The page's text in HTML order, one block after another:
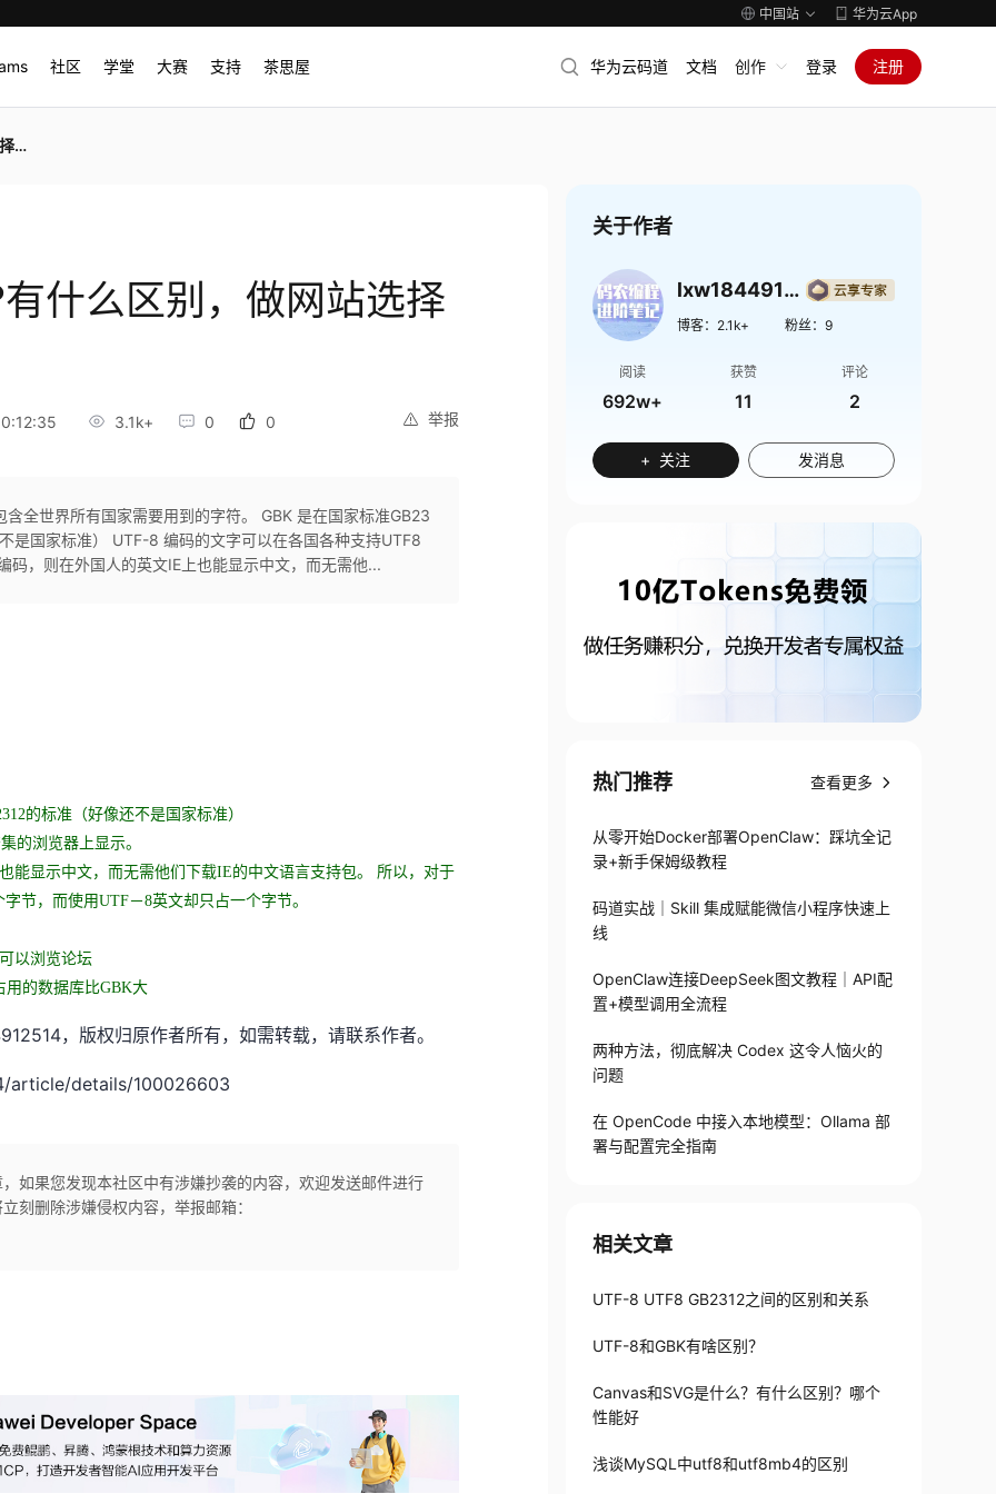
中国站 华为云App
社区 学堂 大赛 支持 茶思屋 华为云码道 文档 创作 登录 注册
什么区别，做网站选择
举报
3.1k+ 0 0
全世界所有国家需要用到的字符。 GBK 是在国家标准GB23
是国家标准） UTF-8 编码的文字可以在各国各种支持UTF8
码，则在外国人的英文IE上也能显示中文，而无需他...
的标准（好像还不是国家标准）
的浏览器上显示。
能显示中文，而无需他们下载IE的中文语言支持包。 所以，对于
节，而使用UTF－8英文却只占一个字节。
以浏览论坛
用的数据库比GBK大
，版权归原作者所有，如需转载，请联系作者。
article/details/100026603
如果您发现本社区中有涉嫌抄袭的内容，欢迎发送邮件进行
刻删除涉嫌侵权内容，举报邮箱：
关于作者
lxw1844912514
博客： 2.1k+ 粉丝： 9
阅读
692w+
获赞
11
评论
2
+ 关注 发消息
热门推荐 查看更多
从零开始Docker部署OpenClaw：踩坑全记
录+新手保姆级教程
码道实战｜Skill 集成赋能微信小程序快速上
线
OpenClaw连接DeepSeek图文教程｜API配
置+模型调用全流程
两种方法，彻底解决 Codex 这令人恼火的
问题
在 OpenCode 中接入本地模型：Ollama 部
署与配置完全指南
相关文章
UTF-8 UTF8 GB2312之间的区别和关系
UTF-8和GBK有啥区别？
Canvas和SVG是什么？有什么区别？哪个
性能好
浅谈MySQL中utf8和utf8mb4的区别